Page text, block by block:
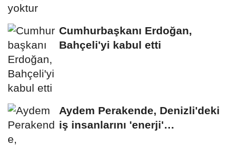
Cumhurbaşkanı Erdoğan,
Bahçeli'yi kabul etti
Aydem Perakende, Denizli'deki
iş insanlarını 'enerji'